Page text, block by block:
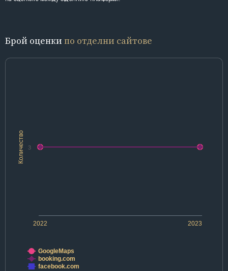
Брой оценки по отделни сайтове
Количество
2022 2023
3
GoogleMaps
booking.com
facebook.com